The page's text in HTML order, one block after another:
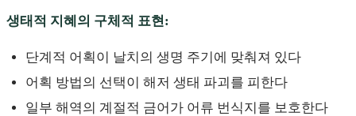
생태적 지혜의 구체적 표현:
단계적 어획이 날치의 생명 주기에 맞춰져 있다
어획 방법의 선택이 해저 생태 파괴를 피한다
일부 해역의 계절적 금어가 어류 번식지를 보호한다